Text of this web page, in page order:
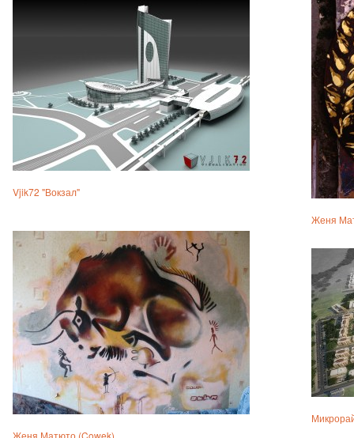
Vjik72 "Вокзал"
Женя
Женя Матюто (Cowek)